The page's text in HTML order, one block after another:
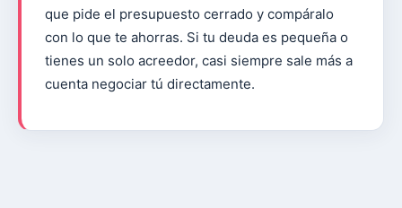
que pide el presupuesto cerrado y compáralo
con lo que te ahorras. Si tu deuda es pequeña o
tienes un solo acreedor, casi siempre sale más a
cuenta negociar tú directamente.